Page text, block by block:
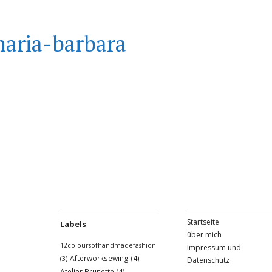
barbara
Startseite
über mich
Impressum und
Datenschutz
Labels
12coloursofhandmadefashion
(3) Afterworksewing (4)